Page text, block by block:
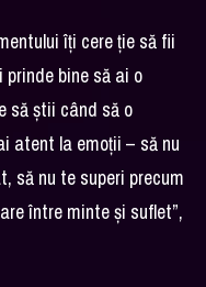
îți cere ție să fii
bine să ai o
să știi când să o
atent la emoții – să nu
să nu te superi precum
între minte și suflet”,